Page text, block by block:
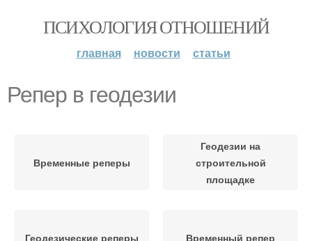
ПСИХОЛОГИЯ ОТНОШЕНИЙ
главная новости статьи
Репер в геодезии
Временные реперы
Геодезии на
строительной
площадке
Геодезические реперы Временный репер